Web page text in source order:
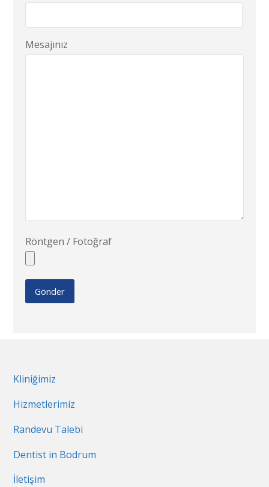
Mesajınız
Röntgen / Fotoğraf
Kliniğimiz
Hizmetlerimiz
Randevu Talebi
Dentist in Bodrum
İletişim